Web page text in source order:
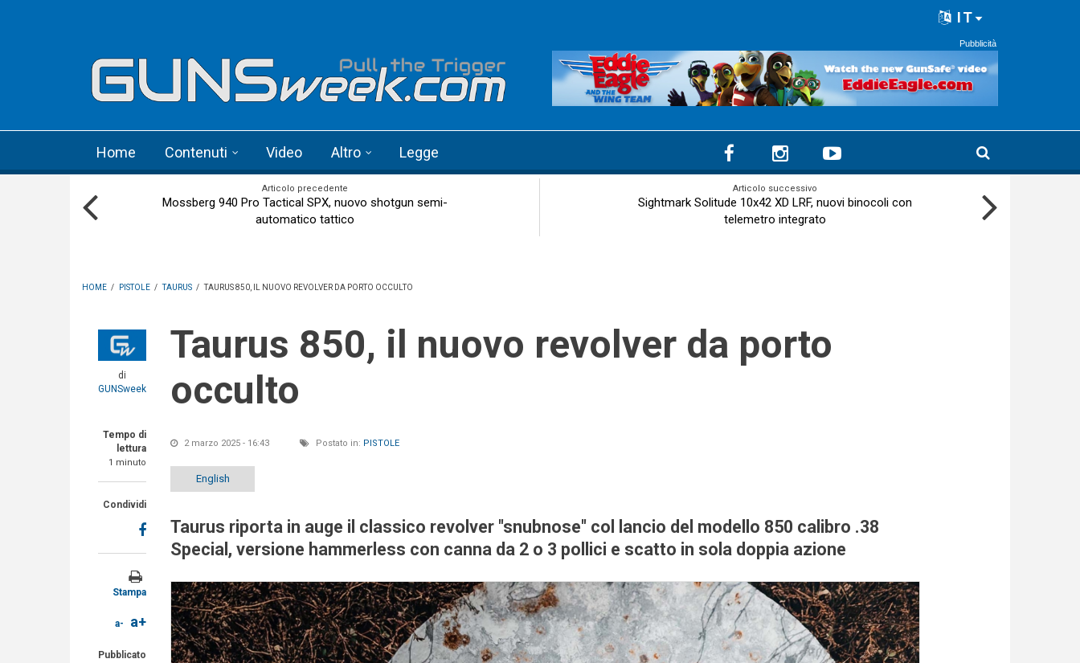
IT
Pubblicità
Home Contenuti Video Altro Legge
Articolo precedente
Mossberg 940 Pro Tactical SPX, nuovo shotgun semi-
automatico tattico
Articolo successivo
Sightmark Solitude 10x42 XD LRF, nuovi binocoli con
telemetro integrato
HOME / PISTOLE / TAURUS / TAURUS 850, IL NUOVO REVOLVER DA PORTO OCCULTO
di
GUNSweek
Tempo di
lettura
1 minuto
Condividi
Stampa
a- a+
Pubblicato
Taurus 850, il nuovo revolver da porto
occulto
2 marzo 2025 - 16:43 Postato in: PISTOLE
English
Taurus riporta in auge il classico revolver "snubnose" col lancio del modello 850 calibro .38
Special, versione hammerless con canna da 2 o 3 pollici e scatto in sola doppia azione